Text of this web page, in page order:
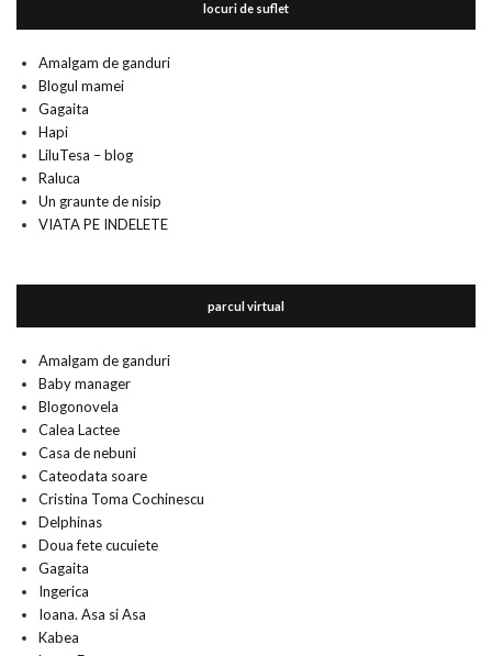
locuri de suflet
Amalgam de ganduri
Blogul mamei
Gagaita
Hapi
LiluTesa – blog
Raluca
Un graunte de nisip
VIATA PE INDELETE
parcul virtual
Amalgam de ganduri
Baby manager
Blogonovela
Calea Lactee
Casa de nebuni
Cateodata soare
Cristina Toma Cochinescu
Delphinas
Doua fete cucuiete
Gagaita
Ingerica
Ioana. Asa si Asa
Kabea